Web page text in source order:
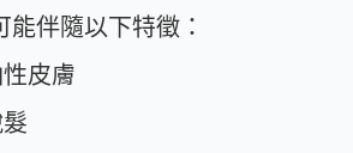
伴隨以下特徵：
皮膚